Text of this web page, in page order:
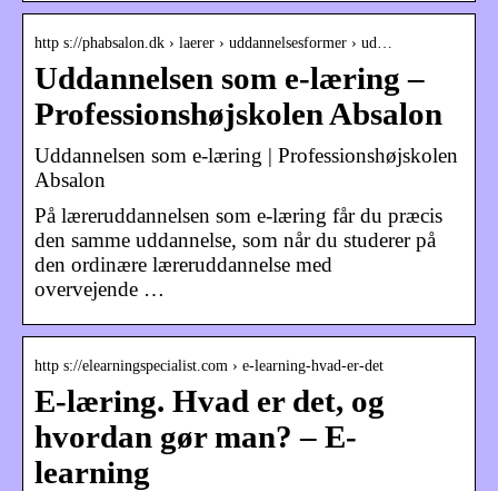
http s://phabsalon.dk › laerer › uddannelsesformer › ud…
Uddannelsen som e-læring –
Professionshøjskolen Absalon
Uddannelsen som e-læring | Professionshøjskolen
Absalon
På læreruddannelsen som e-læring får du præcis
den samme uddannelse, som når du studerer på
den ordinære læreruddannelse med
overvejende …
http s://elearningspecialist.com › e-learning-hvad-er-det
E-læring. Hvad er det, og
hvordan gør man? – E-
learning